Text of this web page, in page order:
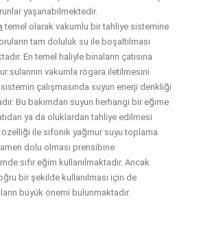
yaşanabilmektedir.
temel olarak vakumlu bir tahliye sistemine
tam doluluk su ile boşaltılması
En temel haliyle binaların çatısına
sularının vakumla rögara iletilmesini
çalışmasında suyun enerji denkliği
Bu bakımdan suyun herhangi bir eğime
ya da oluklardan tahliye edilmesi
özelliği ile sifonik yağmur suyu toplama
dolu olması prensibine
sıfır eğim kullanılmaktadır. Ancak
bir şekilde kullanılması için de
büyük önemi bulunmaktadır.